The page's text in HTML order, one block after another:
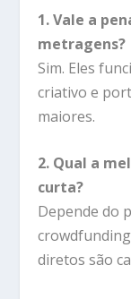
1. Vale a
metragens?
Sim. Eles
criativo e
maiores.
2. Qual a
curta?
Depende do
diretos são